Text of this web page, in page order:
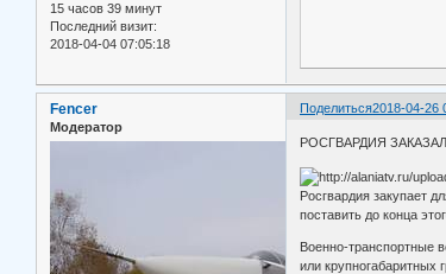
15 часов 39 минут
Последний визит:
2018-04-04 07:05:18
Поделиться2018-04-26
Fencer
Модератор
РОСГВАРДИЯ
Росгвардия закупает
поставить до конца
Военно-транспортные
или